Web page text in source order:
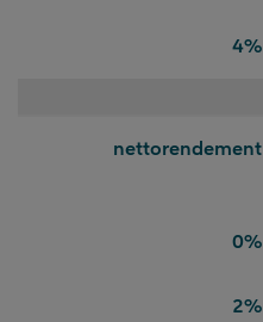
4%
nettorendement
0%
2%